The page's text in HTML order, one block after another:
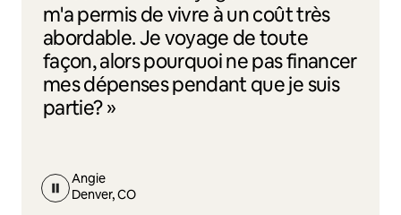
m'a permis de vivre à un coût très
abordable. Je voyage de toute
façon, alors pourquoi ne pas financer
mes dépenses pendant que je suis
partie? »
Angie
Denver, CO